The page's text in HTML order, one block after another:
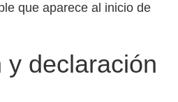
que aparece al inicio de
y declaración